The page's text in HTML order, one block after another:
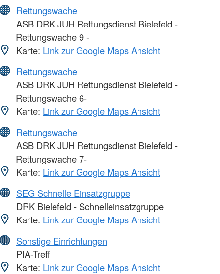
Rettungswache
ASB DRK JUH Rettungsdienst Bielefeld -
Rettungswache 9 -
Karte: Link zur Google Maps Ansicht
Rettungswache
ASB DRK JUH Rettungsdienst Bielefeld -
Rettungswache 6-
Karte: Link zur Google Maps Ansicht
Rettungswache
ASB DRK JUH Rettungsdienst Bielefeld -
Rettungswache 7-
Karte: Link zur Google Maps Ansicht
SEG Schnelle Einsatzgruppe
DRK Bielefeld - Schnelleinsatzgruppe
Karte: Link zur Google Maps Ansicht
Sonstige Einrichtungen
PIA-Treff
Karte: Link zur Google Maps Ansicht